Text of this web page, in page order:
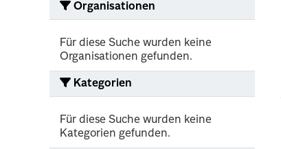
Organisationen
Für diese Suche wurden keine
Organisationen gefunden.
Kategorien
Für diese Suche wurden keine
Kategorien gefunden.